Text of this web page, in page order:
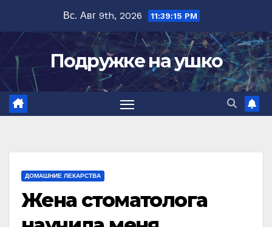
содержимому
Вс. Авг 9th, 2026 11:39:16 PM
Подружке на ушко
ДОМАШНИЕ ЛЕКАРСТВА
Жена стоматолога